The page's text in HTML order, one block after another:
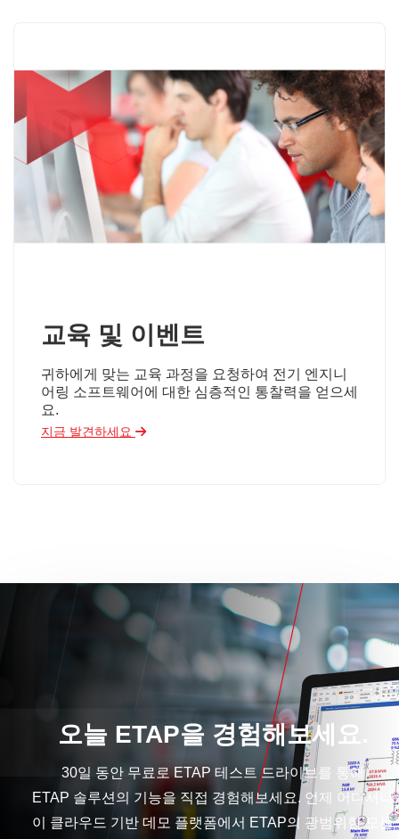
교육 및 이벤트
귀하에게 맞는 교육 과정을 요청하여 전기 엔지니
어링 소프트웨어에 대한 심층적인 통찰력을 얻으세
요.
지금 발견하세요
오늘 ETAP을 경험해보세요.
30일 동안 무료로 ETAP 테스트 드라이브를 통해
ETAP 솔루션의 기능을 직접 경험해보세요. 언제 어디서나
이 클라우드 기반 데모 플랫폼에서 ETAP의 광범위한 모듈